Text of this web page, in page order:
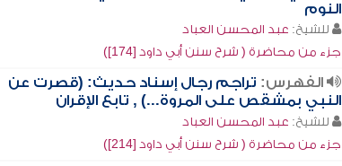
النوم
للشيخ: عبد المحسن العباد
جزء من محاضرة ( شرح سنن أبي داود [174])
الفهرس: تراجم رجال إسناد حديث: (قصرت عن
النبي بمشقص على المروة...) , تابع الإقران
للشيخ: عبد المحسن العباد
جزء من محاضرة ( شرح سنن أبي داود [214])